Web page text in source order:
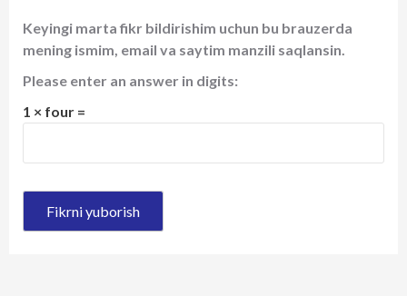
Keyingi marta fikr bildirishim uchun bu brauzerda
mening ismim, email va saytim manzili saqlansin.
Please enter an answer in digits:
1 × four =